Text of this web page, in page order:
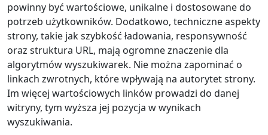
powinny być wartościowe, unikalne i dostosowane do
potrzeb użytkowników. Dodatkowo, techniczne aspekty
strony, takie jak szybkość ładowania, responsywność
oraz struktura URL, mają ogromne znaczenie dla
algorytmów wyszukiwarek. Nie można zapominać o
linkach zwrotnych, które wpływają na autorytet strony.
Im więcej wartościowych linków prowadzi do danej
witryny, tym wyższa jej pozycja w wynikach
wyszukiwania.